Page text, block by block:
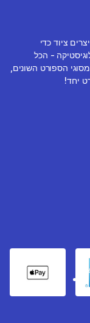
ציוד כדי
- הכל
הספורט השונים,
American
Pay